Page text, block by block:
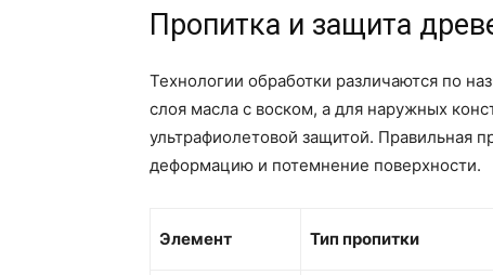
Пропитка и защита
Технологии обработки различаются по
слоя масла с воском, а для наружных
ультрафиолетовой защитой. Правильная
деформацию и потемнение поверхности.
Элемент Тип пропитки